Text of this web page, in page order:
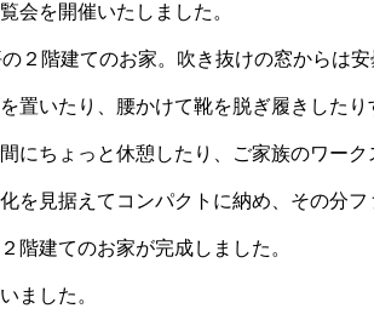
会を開催いたしました。
２階建てのお家。吹き抜けの窓からは
置いたり、腰かけて靴を脱ぎ履きしたり
にちょっと休憩したり、ご家族のワー
を見据えてコンパクトに納め、その分
階建てのお家が完成しました。
ました。